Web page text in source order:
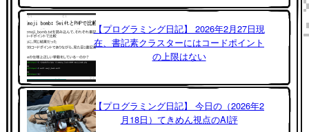
【プログラミング日記】 2026年2月27日現
在、書記素クラスターにはコードポイント
の上限はない
【プログラミング日記】 今日の（2026年2
月18日）てきめん視点のAI評